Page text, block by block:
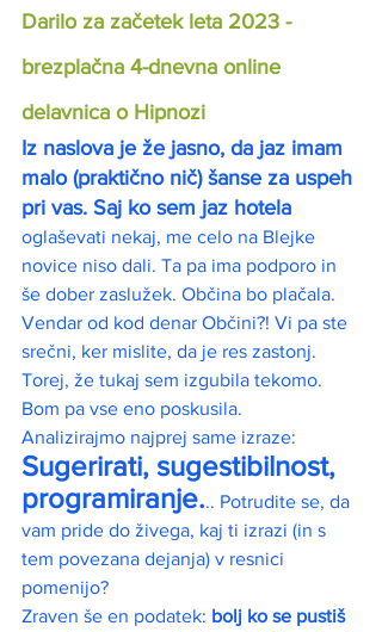
Darilo za začetek leta 2023 -
brezplačna 4-dnevna online
delavnica o Hipnozi
Iz naslova je že jasno, da jaz imam
malo (praktično nič) šanse za uspeh
pri vas. Saj ko sem jaz hotela
oglaševati nekaj, me celo na Blejke
novice niso dali. Ta pa ima podporo in
še dober zaslužek. Občina bo plačala.
Vendar od kod denar Občini?! Vi pa ste
srečni, ker mislite, da je res zastonj.
Torej, že tukaj sem izgubila tekomo.
Bom pa vse eno poskusila.
Analizirajmo najprej same izraze:
Sugerirati, sugestibilnost,
programiranje... Potrudite se, da
vam pride do živega, kaj ti izrazi (in s
tem povezana dejanja) v resnici
pomenijo?
Zraven še en podatek: bolj ko se pustiš